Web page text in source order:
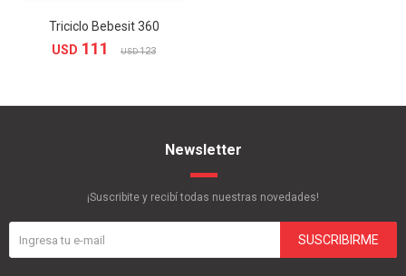
Triciclo Bebesit 360
USD 111 USD 123
Newsletter
¡Suscribite y recibí todas nuestras novedades!
SUSCRIBIRME